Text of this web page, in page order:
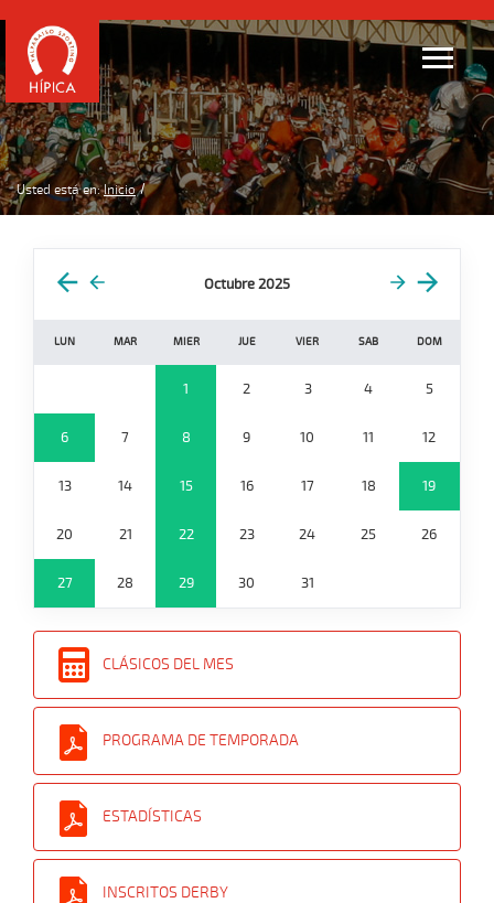
Usted está en: Inicio
Octubre 2025
LUN MAR MIER JUE VIER SAB DOM
1 2 3 4 5
6 7 8 9 10 11 12
13 14 15 16 17 18 19
20 21 22 23 24 25 26
27 28 29 30 31
CLÁSICOS DEL MES
PROGRAMA DE TEMPORADA
ESTADÍSTICAS
INSCRITOS DERBY